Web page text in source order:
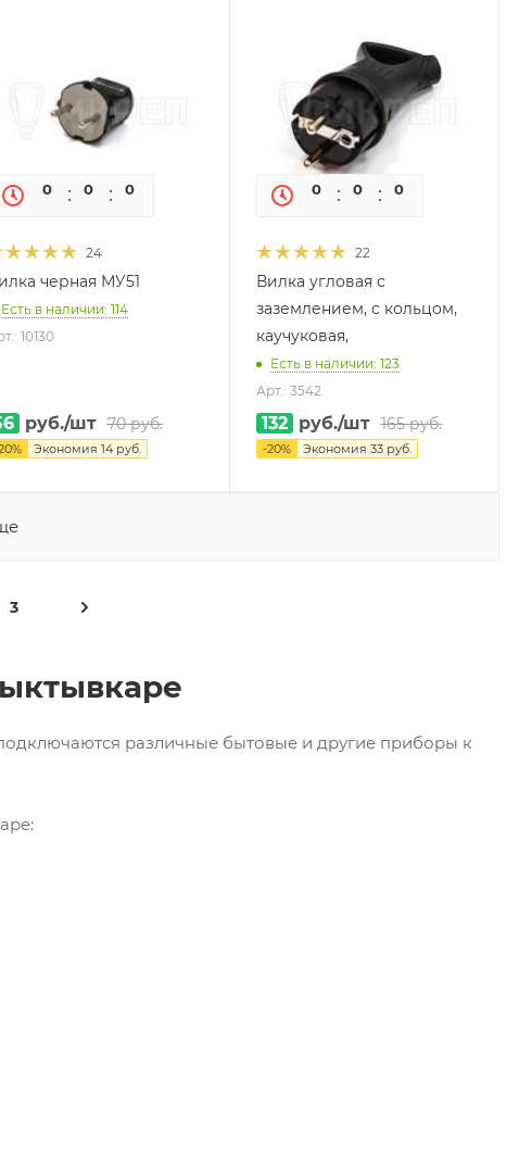
0 0 0
24
черная МУ51
Есть в наличии: 114
10130
руб./шт 70руб.
% Экономия 14руб.
0 0 0
22
Вилка угловая с
заземлением, с кольцом,
каучуковая,
Есть в наличии: 123
Арт.: 3542
132 руб./шт 165руб.
-20% Экономия 33руб.
3
различные бытовые и другие приборы к